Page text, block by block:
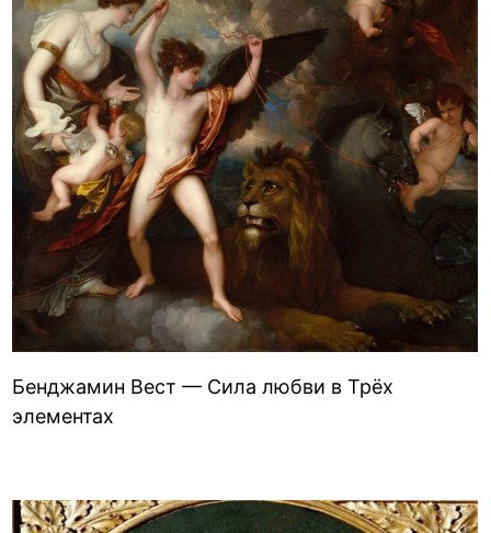
Бенджамин Вест — Сила любви в Трёх
элементах